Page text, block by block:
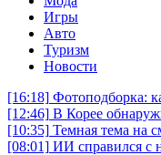
Игры
Авто
Туризм
Новости
[16:18] Фотоподборка:
[12:46] В Корее
[10:35] Темная тема на
[08:01] ИИ справился с